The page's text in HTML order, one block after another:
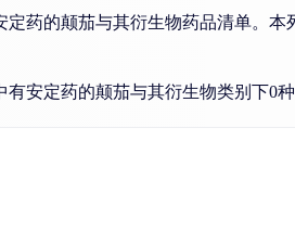
定药的颠茄与其衍生物药品清单。
有安定药的颠茄与其衍生物类别下0